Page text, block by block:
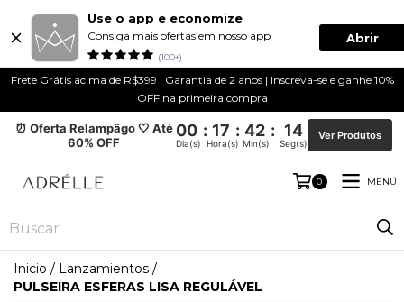
Use o app e economize
Consiga mais ofertas em nosso app
(100+)
Abrir
Frete Grátis acima de R$399 | Garantia de 2 anos | Inscreva-se e ganhe 10%
OFF na primeira compra
⏰ Oferta Relampâgo 🤍 Até
60% OFF
00 : 17 : 42 : 13
Dia(s) Hora(s) Min(s) Seg(s)
Ver Produtos
0 MENÚ
Inicio / Lanzamientos /
PULSEIRA ESFERAS LISA REGULÁVEL